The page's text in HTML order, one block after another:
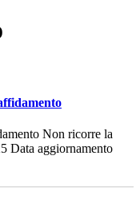
Non ricorre la
Data aggiornamento